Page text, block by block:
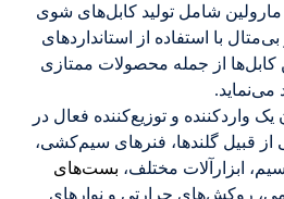
شامل تولید کابل‌های شوی
با استفاده از استانداردهای
کابل‌ها از جمله محصولات ممتازی
می‌نماید.
وارد‌کننده و توزیع‌کننده فعال در
قبیل گلندها، فنرهای سیم‌کشی،
ابزارآلات مختلف، بست‌های
روکش‌های حرارتی و نوارهای